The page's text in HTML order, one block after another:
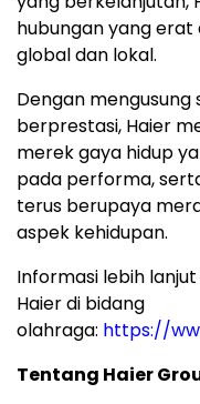
hubungan yang
global dan lokal.
Dengan
berprestasi, Haier
merek gaya hidup
pada performa,
terus berupaya
aspek kehidupan.
Informasi lebih
Haier di bidang
olahraga: https://
Tentang Haier